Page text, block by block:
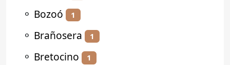
⚬ Bozoó 1
⚬ Brañosera 1
⚬ Bretocino 1